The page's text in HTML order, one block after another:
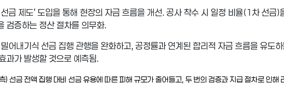
금 제도’ 도입을 통해 현장의 자금 흐름을 개선. 공사 착수 시 일정 비율(1 차 선금)
검증하는 정산 절차를 의무화.
어내기식 선금 집행 관행을 완화하고, 공정률과 연계된 합리적 자금 흐름을 유도
과가 발생할 것으로 예측됨.
)선금 전액 집행 대비 선금 유용에 따른 피해 규모가 줄어들고,두 번의 검증과 지급 절차로 인해